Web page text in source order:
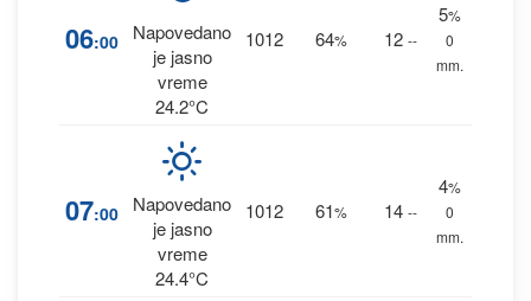
06:00
Napovedano
je jasno
vreme
24.2°C
1012 64% 12 --
5%
0
mm.
07:00
Napovedano
je jasno
vreme
24.4°C
1012 61% 14 --
4%
0
mm.